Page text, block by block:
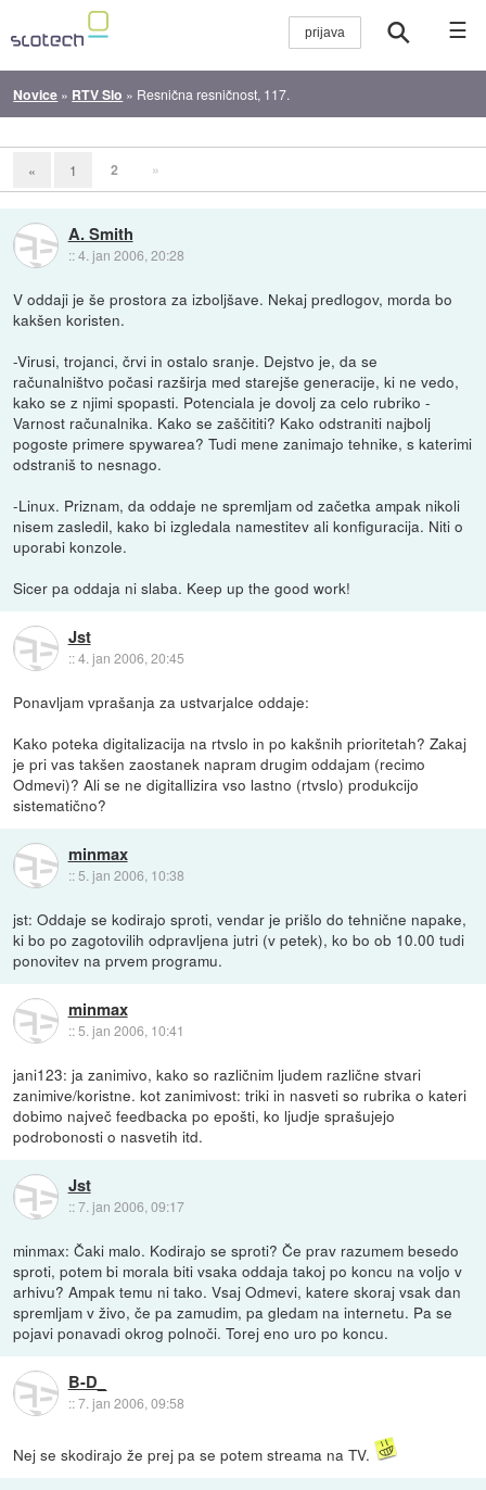
☰
Novice » RTV Slo » Resnična resničnost, 117.
« 1 2 »
A. Smith
::4. jan 2006, 20:28
V oddaji je še prostora za izboljšave. Nekaj predlogov, morda bo
kakšen koristen.
-Virusi, trojanci, črvi in ostalo sranje. Dejstvo je, da se
računalništvo počasi razširja med starejše generacije, ki ne vedo,
kako se z njimi spopasti. Potenciala je dovolj za celo rubriko -
Varnost računalnika. Kako se zaščititi? Kako odstraniti najbolj
pogoste primere spywarea? Tudi mene zanimajo tehnike, s katerimi
odstraniš to nesnago.
-Linux. Priznam, da oddaje ne spremljam od začetka ampak nikoli
nisem zasledil, kako bi izgledala namestitev ali konfiguracija. Niti o
uporabi konzole.
Sicer pa oddaja ni slaba. Keep up the good work!
Jst
::4. jan 2006, 20:45
Ponavljam vprašanja za ustvarjalce oddaje:
Kako poteka digitalizacija na rtvslo in po kakšnih prioritetah? Zakaj
je pri vas takšen zaostanek napram drugim oddajam (recimo
Odmevi)? Ali se ne digitallizira vso lastno (rtvslo) produkcijo
sistematično?
minmax
:: 5. jan 2006, 10:38
jst: Oddaje se kodirajo sproti, vendar je prišlo do tehnične napake,
ki bo po zagotovilih odpravljena jutri (v petek), ko bo ob 10.00 tudi
ponovitev na prvem programu.
minmax
::5. jan 2006, 10:41
jani123: ja zanimivo, kako so različnim ljudem različne stvari
zanimive/koristne. kot zanimivost: triki in nasveti so rubrika o kateri
dobimo največ feedbacka po epošti, ko ljudje sprašujejo
podrobonosti o nasvetih itd.
Jst
::7. jan 2006, 09:17
minmax: Čaki malo. Kodirajo se sproti? Če prav razumem besedo
sproti, potem bi morala biti vsaka oddaja takoj po koncu na voljo v
arhivu? Ampak temu ni tako. Vsaj Odmevi, katere skoraj vsak dan
spremljam v živo, če pa zamudim, pa gledam na internetu. Pa se
pojavi ponavadi okrog polnoči. Torej eno uro po koncu.
B-D_
::7. jan 2006, 09:58
Nej se skodirajo že prej pa se potem streama na TV.